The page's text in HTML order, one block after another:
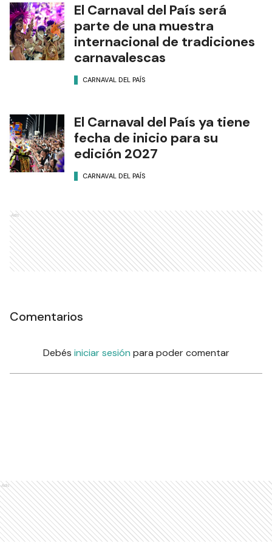
El Carnaval del País será
parte de una muestra
internacional de tradiciones
carnavalescas
CARNAVAL DEL PAÍS
El Carnaval del País ya tiene
fecha de inicio para su
edición 2027
CARNAVAL DEL PAÍS
Ads
Comentarios
Debés iniciar sesión para poder comentar
Ads